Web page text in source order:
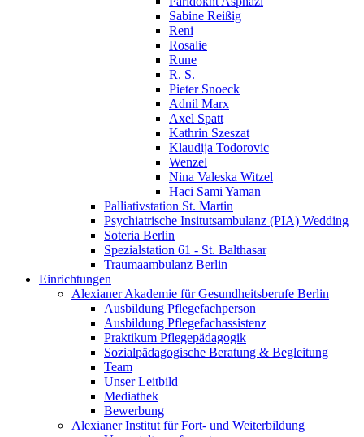
Sabine Reißig
Reni
Rosalie
Rune
R. S.
Pieter Snoeck
Adnil Marx
Axel Spatt
Kathrin Szeszat
Klaudija Todorovic
Wenzel
Nina Valeska Witzel
Haci Sami Yaman
Palliativstation St. Martin
Psychiatrische Insitutsambulanz (PIA) Wedding
Soteria Berlin
Spezialstation 61 - St. Balthasar
Traumaambulanz Berlin
Einrichtungen
Alexianer Akademie für Gesundheitsberufe Berlin
Ausbildung Pflegefachperson
Ausbildung Pflegefachassistenz
Praktikum Pflegepädagogik
Sozialpädagogische Beratung & Begleitung
Team
Unser Leitbild
Mediathek
Bewerbung
Alexianer Institut für Fort- und Weiterbildung